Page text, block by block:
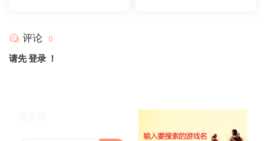
评论 0
请先登录 ！